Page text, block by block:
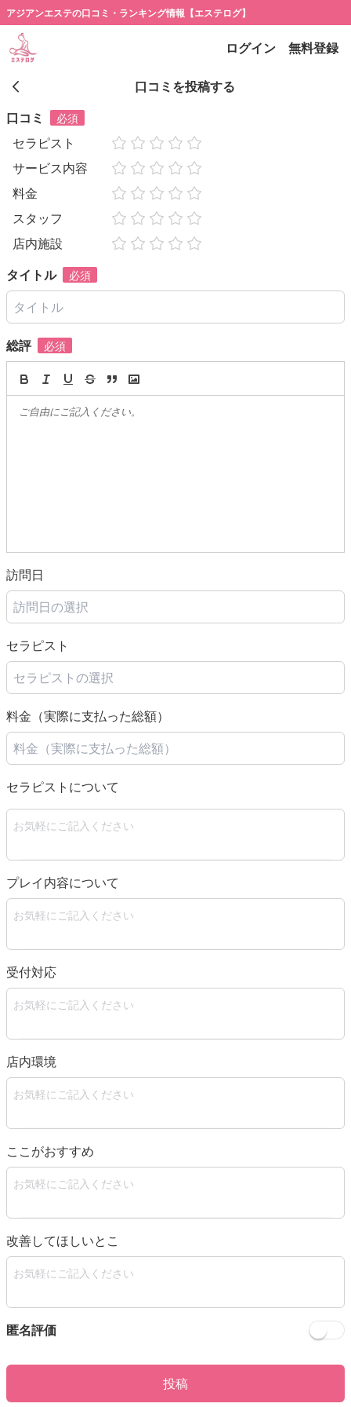
アジアンエステの口コミ・ランキング情報【エステログ】
ログイン 無料登録
口コミを投稿する
口コミ
必須
セラピスト
サービス内容
料金
スタッフ
店内施設
タイトル
必須
総評 必須
訪問日
訪問日の選択
セラピスト
セラピストの選択
料金（実際に支払った総額）
セラピストについて
プレイ内容について
受付対応
店内環境
ここがおすすめ
改善してほしいとこ
匿名評価
投稿